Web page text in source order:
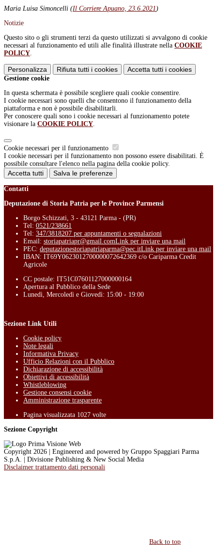
Maria Luisa Simoncelli (Il Corriere Apuano, 23.6.2021)
Notizie
Questo sito o gli strumenti terzi da questo utilizzati si avvalgono di cookie
necessari al funzionamento ed utili alle finalità illustrate nella COOKIE
POLICY.
Personalizza Rifiuta tutti i cookies Accetta tutti i cookies
Gestione cookie
In questa schermata è possibile scegliere quali cookie consentire.
I cookie necessari sono quelli che consentono il funzionamento della
piattaforma e non è possibile disabilitarli.
Per conoscere quali sono i cookie necessari al funzionamento potete
visionare la COOKIE POLICY.
Cookie necessari per il funzionamento
I cookie necessari per il funzionamento non possono essere disabilitati. È
possibile consultare l'elenco nella pagina della cookie policy.
Accetta tutti Salva le preferenze
Contatti
Deputazione di Storia Patria per le Province Parmensi
Borgo Schizzati, 3 - 43121 Parma - (PR)
Tel: 0521/238661
Tel: 347/3818207 per appuntamenti o segnalazioni
Email: storiapatriapr@gmail.comLink per inviare una mail
PEC: deputazionestoriapatriaparma@pec.itLink per inviare una mail
IBAN: IT69Y0623012700000072642369 c/o Cariparma Credit
Agricole
CC postale: IT51C07601127000000164
Apertura al Pubblico della Sede
Lunedì, Mercoledì e Giovedì: 15:00 - 19:00
Sezione Link Utili
Cookie policy
Note legali
Informativa Privacy
Ufficio Relazioni con il Pubblico
Dichiarazione di accessibilità
Obiettivi di accessibilità
Whistleblowing
Gestione consensi cookie
Amministrazione trasparente
Pagina visualizzata 1027 volte
Sezione Copyright
Copyright 2026 | Engineered and powered by Gruppo Spaggiari Parma
S.p.A. | Divisione Publishing & New Social Media
Disclaimer trattamento dati personali
Back to top